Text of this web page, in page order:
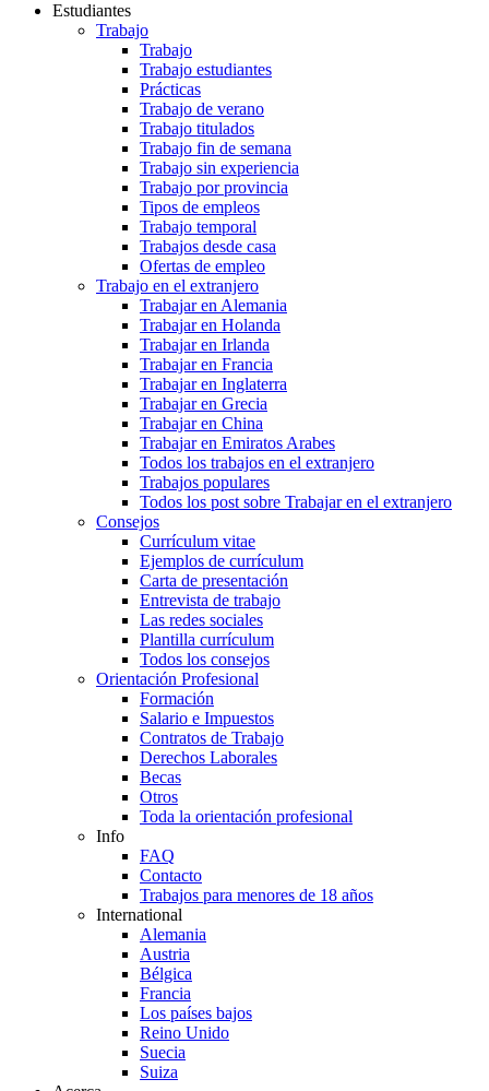
Estudiantes
Trabajo
Trabajo
Trabajo estudiantes
Prácticas
Trabajo de verano
Trabajo titulados
Trabajo fin de semana
Trabajo sin experiencia
Trabajo por provincia
Tipos de empleos
Trabajo temporal
Trabajos desde casa
Ofertas de empleo
Trabajo en el extranjero
Trabajar en Alemania
Trabajar en Holanda
Trabajar en Irlanda
Trabajar en Francia
Trabajar en Inglaterra
Trabajar en Grecia
Trabajar en China
Trabajar en Emiratos Arabes
Todos los trabajos en el extranjero
Trabajos populares
Todos los post sobre Trabajar en el extranjero
Consejos
Currículum vitae
Ejemplos de currículum
Carta de presentación
Entrevista de trabajo
Las redes sociales
Plantilla currículum
Todos los consejos
Orientación Profesional
Formación
Salario e Impuestos
Contratos de Trabajo
Derechos Laborales
Becas
Otros
Toda la orientación profesional
Info
FAQ
Contacto
Trabajos para menores de 18 años
International
Alemania
Austria
Bélgica
Francia
Los países bajos
Reino Unido
Suecia
Suiza